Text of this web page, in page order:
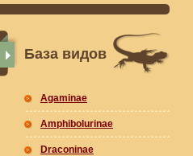
База видов
Agaminae
Amphibolurinae
Draconinae